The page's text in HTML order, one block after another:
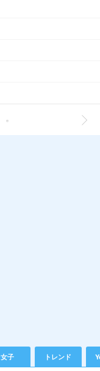
女子 トレンド